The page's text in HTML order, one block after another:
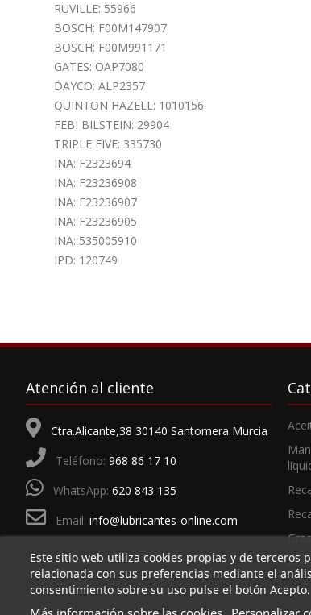
RUVILLE: 55966
BOSCH: F00M147907
BOSCH: F00M991171
GATES: OAP7080
DAYCO: ALP2357
QUINTON HAZELL: 1010156
FEBI BILSTEIN: 29904
TRIPLE FIVE: 335730
INA: F2323694
INA: F23236908
INA: F23236907
INA: F23236905
INA: 535005910
IPD: 120749
Atención al cliente
Ctra.Alicante,38 30140 Santomera Murcia
Teléfono: 968 86 17 10
WhatsApp: 620 843 135
Email: info@lubricantes-online.com
Este sitio web utiliza cookies propias y de
relacionada con sus preferencias mediante el
consentimiento sobre su uso pulse el botón Acepto.